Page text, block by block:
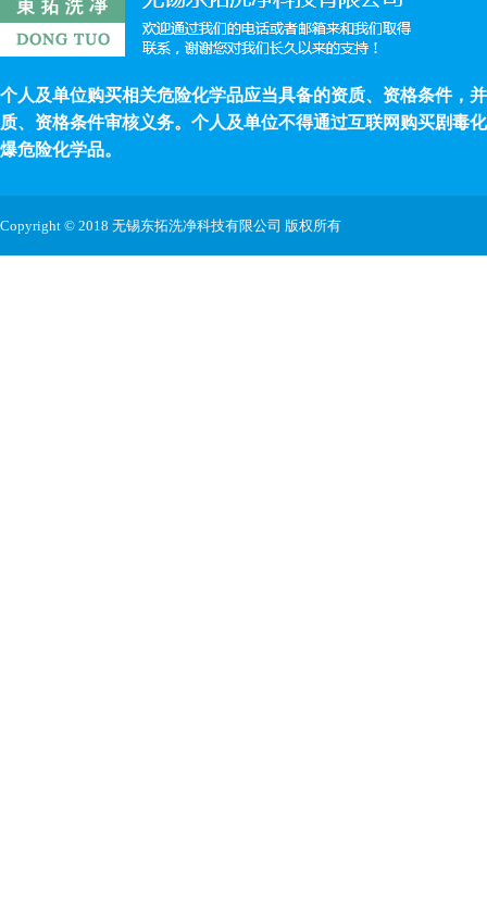
个人及单位购买相关危险化学品应当具备的资质、资格条件，
质、资格条件审核义务。个人及单位不得通过互联网购买剧毒
爆危险化学品。
Copyright © 2018 无锡东拓洗净科技有限公司 版权所有